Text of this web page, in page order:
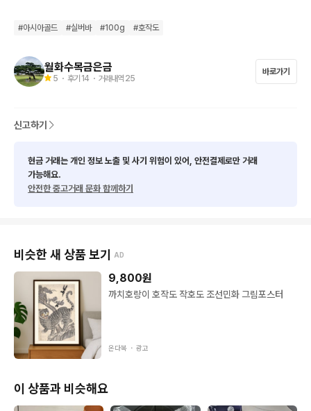
#아시아골드 #실버바 #100g #호작도
월화수목금은금
5 ・ 후기 14 ・ 거래내역 25
바로가기
신고하기
현금 거래는 개인 정보 노출 및 사기 위험이 있어, 안전결제로만 거래
가능해요.
안전한 중고거래 문화 함께하기
비슷한 새 상품 보기 AD
9,800원
까치호랑이 호작도 작호도 조선민화 그림포스터
온다복 ・ 광고
이 상품과 비슷해요